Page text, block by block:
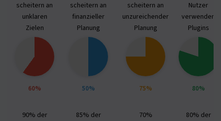
scheitern an
unklaren
Zielen
60%
scheitern an
finanzieller
Planung
50%
scheitern an
unzureichender
Planung
75%
Nutzer
verwenden
Plugins
80%
90% der
85% der
70%
80% der